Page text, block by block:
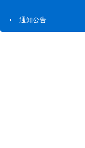
通知公告